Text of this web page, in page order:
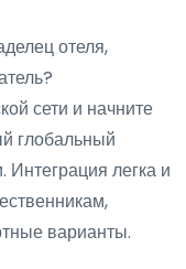
отеля,
сети и начните
глобальный
легка и
варианты.